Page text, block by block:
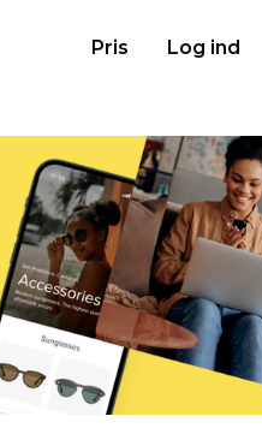
Pris Log ind